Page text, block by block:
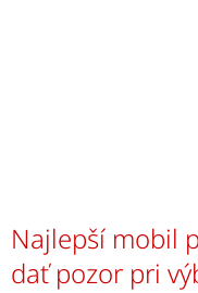
Najlepší mobil
dať pozor pri